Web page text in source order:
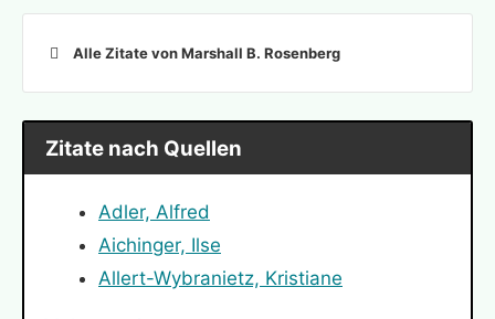
Alle Zitate von Marshall B. Rosenberg
Zitate nach Quellen
Adler, Alfred
Aichinger, Ilse
Allert-Wybranietz, Kristiane